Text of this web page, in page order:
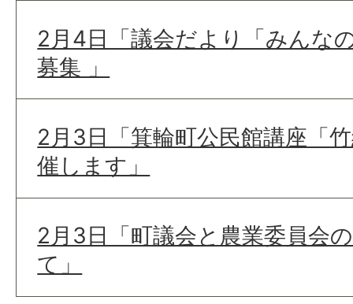
2月4日「議会だより「みんな
募集 」
2月3日「箕輪町公民館講座「
催します」
2月3日「町議会と農業委員会
て」